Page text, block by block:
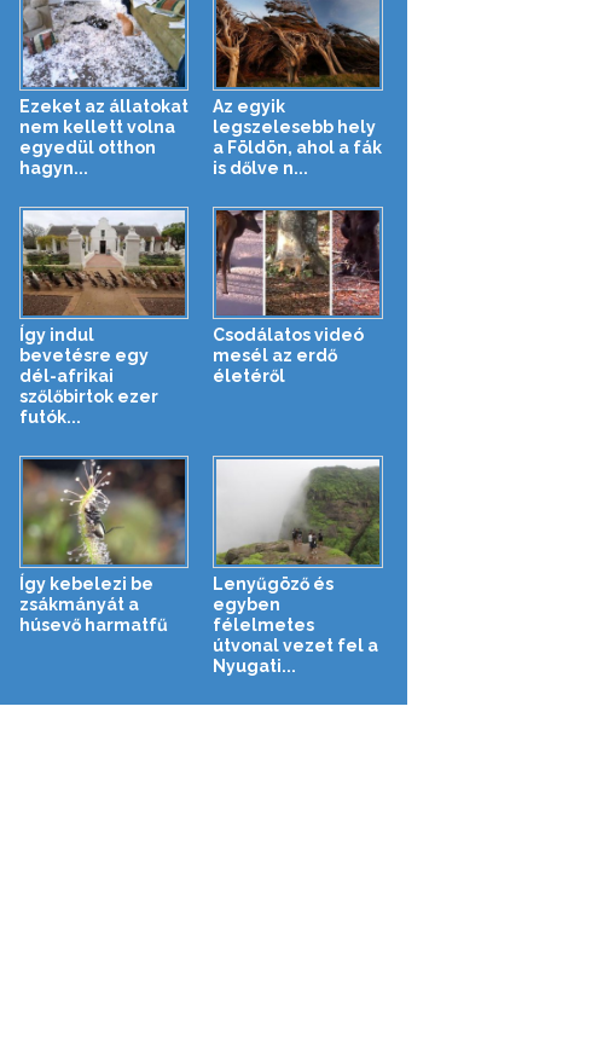
Ezeket az állatokat
nem kellett volna
egyedül otthon
hagyn...
Az egyik
legszelesebb hely
a Földön, ahol a fák
is dőlve n...
Így indul
bevetésre egy
dél-afrikai
szőlőbirtok ezer
futók...
Csodálatos videó
mesél az erdő
életéről
Így kebelezi be
zsákmányát a
húsevő harmatfű
Lenyűgöző és
egyben
félelmetes
útvonal vezet fel a
Nyugati...